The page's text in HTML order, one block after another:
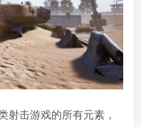
射击游戏的所有元素，